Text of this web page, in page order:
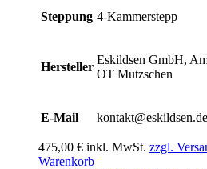
Steppung 4-Kammerstepp
Hersteller
Eskildsen GmbH,
OT Mutzschen
E-Mail kontakt@eskildsen.de
475,00 € inkl. MwSt. zzgl.
Warenkorb